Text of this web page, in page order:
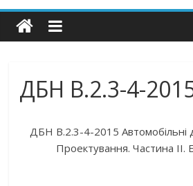
ДБН В.2.3-4-
ДБН В.2.3-4-2015 Автомобільні
Проектування. Частина II.